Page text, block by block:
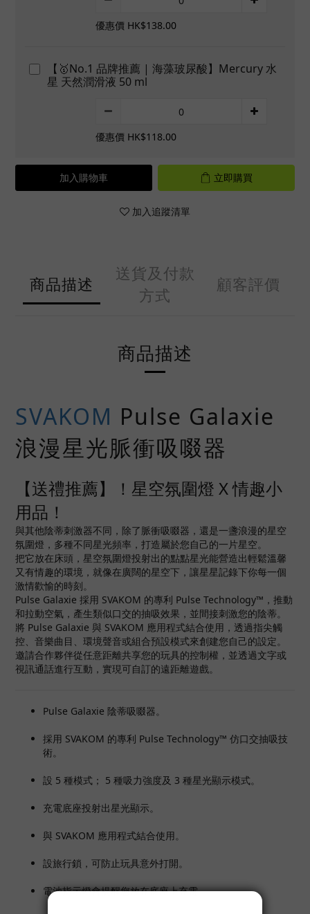
優惠價 HK$138.00
【🥇No.1 品牌推薦 | 海藻玻尿酸】Mercury 水
星 天然潤滑液 50 ml
優惠價 HK$118.00
加入購物車 立即購買
加入追蹤清單
商品描述
送貨及付款
方式
顧客評價
商品描述
SVAKOM Pulse Galaxie
浪漫星光脈衝吸啜器
【送禮推薦】！星空氛圍燈 X 情趣小
用品！
與其他陰蒂刺激器不同，除了脈衝吸啜器，還是一盞浪漫的星空
氛圍燈，多種不同星光頻率，打造屬於您自己的一片星空。
把它放在床頭，星空氛圍燈投射出的點點星光能營造出輕鬆溫馨
又有情趣的環境，就像在廣闊的星空下，讓星星記錄下你每一個
激情歡愉的時刻。
Pulse Galaxie 採用 SVAKOM 的專利 Pulse Technology™，推動
和拉動空氣，產生類似口交的抽吸效果，並間接刺激您的陰蒂。
將 Pulse Galaxie 與 SVAKOM 應用程式結合使用，透過指尖觸
控、音樂曲目、環境聲音或組合預設模式來創建您自己的設定。
邀請合作夥伴從任意距離共享您的玩具的控制權，並透過文字或
視訊通話進行互動，實現可自訂的遠距離遊戲。
Pulse Galaxie 陰蒂吸啜器。
採用 SVAKOM 的專利 Pulse Technology™ 仿口交抽吸技
術。
設 5 種模式； 5 種吸力強度及 3 種星光顯示模式。
充電底座投射出星光顯示。
與 SVAKOM 應用程式結合使用。
設旅行鎖，可防止玩具意外打開。
電池指示燈會提醒您放在底座上充電。